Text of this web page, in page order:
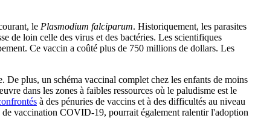
le Plasmodium falciparum. Historiquement, les parasites
de loin celle des virus et des bactéries. Les scientifiques
Ce vaccin a coûté plus de 750 millions de dollars. Les
De plus, un schéma vaccinal complet chez les enfants de moins
dans les zones à faibles ressources où le paludisme est le
à des pénuries de vaccins et à des difficultés au niveau
vaccination COVID-19, pourrait également ralentir l'adoption